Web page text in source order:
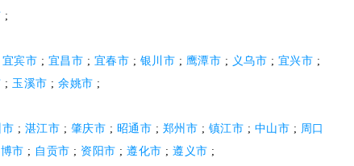
;
宜宾市 ; 宜昌市 ; 宜春市 ; 银川市 ; 鹰潭市 ; 义乌市 ; 宜兴市 ;
; 玉溪市 ; 余姚市 ;
市 ; 湛江市 ; 肇庆市 ; 昭通市 ; 郑州市 ; 镇江市 ; 中山市 ; 周口
市 ; 自贡市 ; 资阳市 ; 遵化市 ; 遵义市 ;